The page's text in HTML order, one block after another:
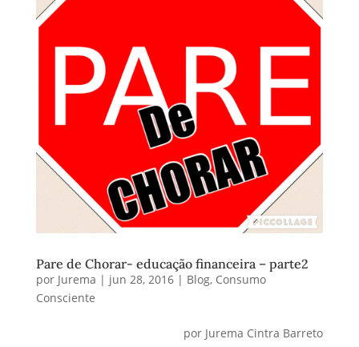
Pare de Chorar- educação financeira – parte2
por Jurema | jun 28, 2016| Blog, Consumo
Consciente
por Jurema Cintra Barreto